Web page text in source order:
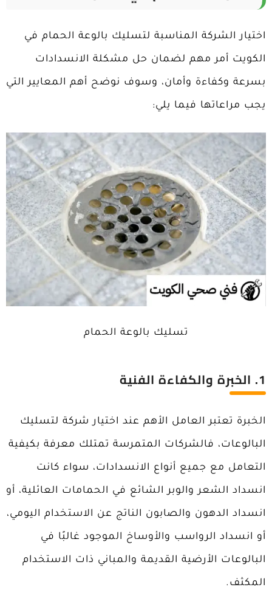
اختيار الشركة المناسبة لتسليك بالوعة الحمام في
الكويت أمر مهم لضمان حل مشكلة الانسدادات
بسرعة وكفاءة وأمان، وسوف نوضح أهم المعايير التي
يجب مراعاتها فيما يلي:
تسليك بالوعة الحمام
1. الخبرة والكفاءة الفنية
الخبرة تعتبر العامل الأهم عند اختيار شركة لتسليك
البالوعات، فالشركات المتمرسة تمتلك معرفة بكيفية
التعامل مع جميع أنواع الانسدادات، سواء كانت
انسداد الشعر والوبر الشائع في الحمامات العائلية، أو
انسداد الدهون والصابون الناتج عن الاستخدام اليومي،
أو انسداد الرواسب والأوساخ الموجود غالبًا في
البالوعات الأرضية القديمة والمباني ذات الاستخدام
المكثف.